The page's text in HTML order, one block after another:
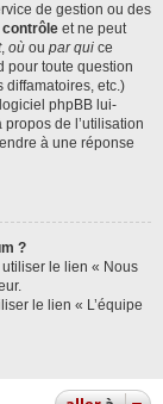
de gestion ou des
contrôle et ne peut
, où ou par qui ce
pour toute question
diffamatoires, etc.)
phpBB lui-
de l’utilisation
à une réponse
?
le lien « Nous
le lien « L’équipe